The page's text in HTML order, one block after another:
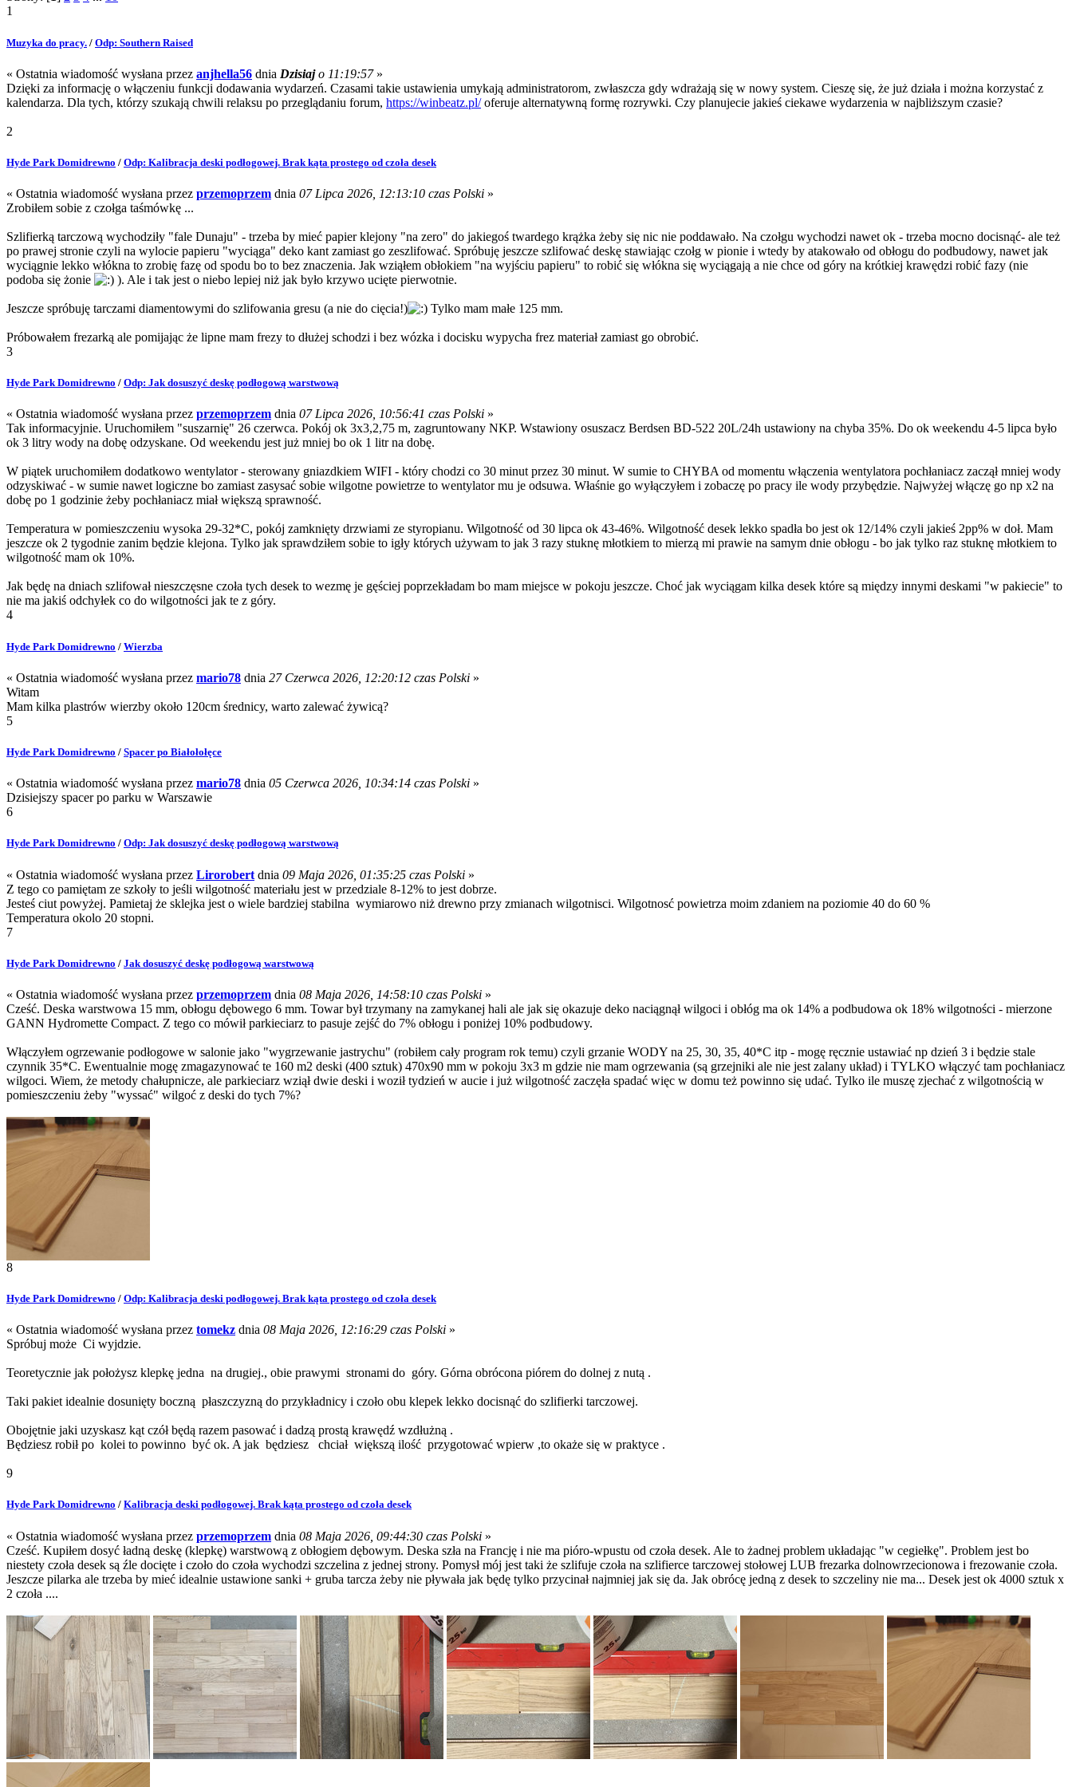
1
Muzyka do pracy. / Odp: Southern Raised
« Ostatnia wiadomość wysłana przez anjhella56 dnia Dzisiajo 11:19:57»
Dzięki za informację o włączeniu funkcji dodawania wydarzeń. Czasami takie ustawienia umykają administratorom, zwłaszcza gdy wdrażają się w nowy system. Cieszę się, że już działa i można korzystać z
kalendarza. Dla tych, którzy szukają chwili relaksu po przeglądaniu forum, https://winbeatz.pl/oferuje alternatywną formę rozrywki. Czy planujecie jakieś ciekawe wydarzenia w najbliższym czasie?
2
Hyde Park Domidrewno / Odp: Kalibracja deski podłogowej. Brak kąta prostego od czoła desek
« Ostatnia wiadomość wysłana przez przemoprzem dnia 07 Lipca 2026, 12:13:10 czas Polski »
Zrobiłem sobie z czołga taśmówkę ...
Szlifierką tarczową wychodziły "fale Dunaju" - trzeba by mieć papier klejony "na zero" do jakiegoś twardego krążka żeby się nic nie poddawało. Na czołgu wychodzi nawet ok - trzeba mocno docisnąć- ale też
po prawej stronie czyli na wylocie papieru "wyciąga" deko kant zamiast go zeszlifować. Spróbuję jeszcze szlifować deskę stawiając czołg w pionie i wtedy by atakowało od obłogu do podbudowy, nawet jak
wyciągnie lekko włókna to zrobię fazę od spodu bo to bez znaczenia. Jak wziąłem obłokiem "na wyjściu papieru" to robić się włókna się wyciągają a nie chce od góry na krótkiej krawędzi robić fazy (nie
podoba się żonie
). Ale i tak jest o niebo lepiej niż jak było krzywo ucięte pierwotnie.
Jeszcze spróbuję tarczami diamentowymi do szlifowania gresu (a nie do cięcia!) Tylko mam małe 125 mm.
Próbowałem frezarką ale pomijając że lipne mam frezy to dłużej schodzi i bez wózka i docisku wypycha frez materiał zamiast go obrobić.
3
Hyde Park Domidrewno / Odp: Jak dosuszyć deskę podłogową warstwową
« Ostatnia wiadomość wysłana przez przemoprzem dnia 07 Lipca 2026, 10:56:41 czas Polski »
Tak informacyjnie. Uruchomiłem "suszarnię" 26 czerwca. Pokój ok 3x3,2,75 m, zagruntowany NKP. Wstawiony osuszacz Berdsen BD-522 20L/24h ustawiony na chyba 35%. Do ok weekendu 4-5 lipca było
ok 3 litry wody na dobę odzyskane. Od weekendu jest już mniej bo ok 1 litr na dobę.
W piątek uruchomiłem dodatkowo wentylator - sterowany gniazdkiem WIFI - który chodzi co 30 minut przez 30 minut. W sumie to CHYBA od momentu włączenia wentylatora pochłaniacz zaczął mniej wody
odzyskiwać - w sumie nawet logiczne bo zamiast zasysać sobie wilgotne powietrze to wentylator mu je odsuwa. Właśnie go wyłączyłem i zobaczę po pracy ile wody przybędzie. Najwyżej włączę go np x2 na
dobę po 1 godzinie żeby pochłaniacz miał większą sprawność.
Temperatura w pomieszczeniu wysoka 29-32*C, pokój zamknięty drzwiami ze styropianu. Wilgotność od 30 lipca ok 43-46%. Wilgotność desek lekko spadła bo jest ok 12/14% czyli jakieś 2pp% w doł. Mam
jeszcze ok 2 tygodnie zanim będzie klejona. Tylko jak sprawdziłem sobie to igły których używam to jak 3 razy stuknę młotkiem to mierzą mi prawie na samym dnie obłogu - bo jak tylko raz stuknę młotkiem to
wilgotność mam ok 10%.
Jak będę na dniach szlifował nieszczęsne czoła tych desek to wezmę je gęściej poprzekładam bo mam miejsce w pokoju jeszcze. Choć jak wyciągam kilka desek które są między innymi deskami "w pakiecie" to
nie ma jakiś odchyłek co do wilgotności jak te z góry.
4
Hyde Park Domidrewno / Wierzba
« Ostatnia wiadomość wysłana przez mario78 dnia 27 Czerwca 2026, 12:20:12 czas Polski »
Witam
Mam kilka plastrów wierzby około 120cm średnicy, warto zalewać żywicą?
5
Hyde Park Domidrewno / Spacer po Białołołęce
« Ostatnia wiadomość wysłana przez mario78 dnia 05 Czerwca 2026, 10:34:14 czas Polski »
Dzisiejszy spacer po parku w Warszawie
6
Hyde Park Domidrewno / Odp: Jak dosuszyć deskę podłogową warstwową
« Ostatnia wiadomość wysłana przez Lirorobert dnia 09 Maja 2026, 01:35:25 czas Polski »
Z tego co pamiętam ze szkoły to jeśli wilgotność materiału jest w przedziale 8-12% to jest dobrze.
Jesteś ciut powyżej. Pamietaj że sklejka jest o wiele bardziej stabilna wymiarowo niż drewno przy zmianach wilgotnisci. Wilgotnosć powietrza moim zdaniem na poziomie 40 do 60 %
Temperatura okolo 20 stopni.
7
Hyde Park Domidrewno / Jak dosuszyć deskę podłogową warstwową
« Ostatnia wiadomość wysłana przez przemoprzem dnia 08 Maja 2026, 14:58:10 czas Polski »
Cześć. Deska warstwowa 15 mm, obłogu dębowego 6 mm. Towar był trzymany na zamykanej hali ale jak się okazuje deko naciągnął wilgoci i obłóg ma ok 14% a podbudowa ok 18% wilgotności - mierzone
GANN Hydromette Compact. Z tego co mówił parkieciarz to pasuje zejść do 7% obłogu i poniżej 10% podbudowy.
Włączyłem ogrzewanie podłogowe w salonie jako "wygrzewanie jastrychu" (robiłem cały program rok temu) czyli grzanie WODY na 25, 30, 35, 40*C itp - mogę ręcznie ustawiać np dzień 3 i będzie stale
czynnik 35*C. Ewentualnie mogę zmagazynować te 160 m2 deski (400 sztuk) 470x90 mm w pokoju 3x3 m gdzie nie mam ogrzewania (są grzejniki ale nie jest zalany układ) i TYLKO włączyć tam pochłaniacz
wilgoci. Wiem, że metody chałupnicze, ale parkieciarz wziął dwie deski i woził tydzień w aucie i już wilgotność zaczęła spadać więc w domu też powinno się udać. Tylko ile muszę zjechać z wilgotnością w
pomieszczeniu żeby "wyssać" wilgoć z deski do tych 7%?
8
Hyde Park Domidrewno / Odp: Kalibracja deski podłogowej. Brak kąta prostego od czoła desek
« Ostatnia wiadomość wysłana przez tomekz dnia 08 Maja 2026, 12:16:29 czas Polski »
Spróbuj może Ci wyjdzie.
Teoretycznie jak położysz klepkę jedna na drugiej., obie prawymi stronami do góry. Górna obrócona piórem do dolnej z nutą .
Taki pakiet idealnie dosunięty boczną płaszczyzną do przykładnicy i czoło obu klepek lekko docisnąć do szlifierki tarczowej.
Obojętnie jaki uzyskasz kąt czół będą razem pasować i dadzą prostą krawędź wzdłużną .
Będziesz robił po kolei to powinno być ok. A jak będziesz chciał większą ilość przygotować wpierw ,to okaże się w praktyce .
9
Hyde Park Domidrewno / Kalibracja deski podłogowej. Brak kąta prostego od czoła desek
« Ostatnia wiadomość wysłana przez przemoprzem dnia 08 Maja 2026, 09:44:30 czas Polski »
Cześć. Kupiłem dosyć ładną deskę (klepkę) warstwową z obłogiem dębowym. Deska szła na Francję i nie ma pióro-wpustu od czoła desek. Ale to żadnej problem układając "w cegiełkę". Problem jest bo
niestety czoła desek są źle docięte i czoło do czoła wychodzi szczelina z jednej strony. Pomysł mój jest taki że szlifuje czoła na szlifierce tarczowej stołowej LUB frezarka dolnowrzecionowa i frezowanie czoła.
Jeszcze pilarka ale trzeba by mieć idealnie ustawione sanki + gruba tarcza żeby nie pływała jak będę tylko przycinał najmniej jak się da. Jak obrócę jedną z desek to szczeliny nie ma... Desek jest ok 4000 sztuk x
2 czoła ....